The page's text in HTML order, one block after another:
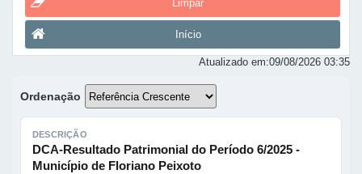
Limpar
Início
Atualizado em:09/08/2026 03:35
Ordenação
DESCRIÇÃO
DCA-Resultado Patrimonial do Período 6/2025 -
Município de Floriano Peixoto